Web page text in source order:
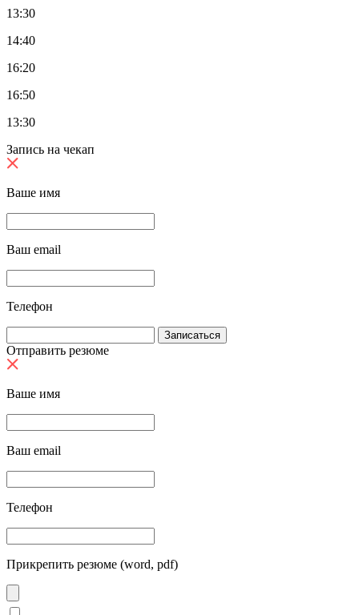
13:30
14:40
16:20
16:50
13:30
Запись на чекап
Ваше имя
Ваш email
Телефон
Отправить резюме
Ваше имя
Ваш email
Телефон
Прикрепить резюме (word, pdf)